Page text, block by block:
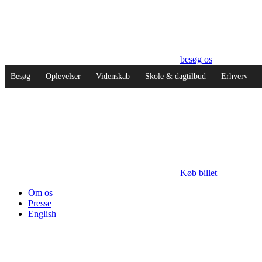
besøg os
Besøg Oplevelser Videnskab Skole & dagtilbud Erhverv
Køb billet
Om os
Presse
English